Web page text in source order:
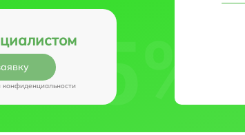
конфиденциальности